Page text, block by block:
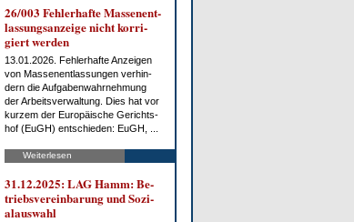
26/003 Feh­ler­haf­te Mas­sen­ent­
las­sungs­an­zei­ge nicht kor­ri­
giert wer­den
13.01.2026. Feh­ler­haf­te An­zei­gen
von Mas­sen­ent­las­sun­gen ver­hin­
dern die Auf­ga­ben­wahr­neh­mung
der Ar­beits­ver­wal­tung. Dies hat vor
kur­zem der Eu­ro­päi­sche Ge­richts­
hof (EuGH) ent­schie­den: EuGH, ...
Weiterlesen
31.12.2025: LAG Hamm: Be­
triebs­ver­ein­ba­rung und So­zi­
al­aus­wahl